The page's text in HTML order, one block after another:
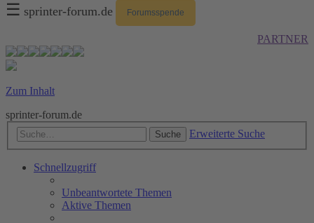
☰ sprinter-forum.de Forumsspende
PARTNER
Zum Inhalt
sprinter-forum.de
Suche Erweiterte Suche
Schnellzugriff
Unbeantwortete Themen
Aktive Themen